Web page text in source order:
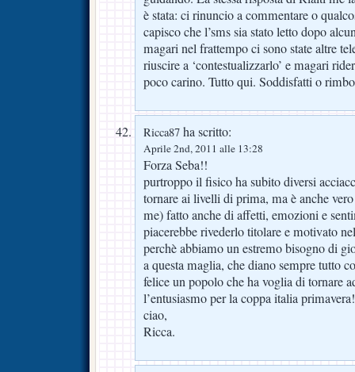
è stata: ci rinuncio a commentare o
capisco che l’sms sia stato letto dopo
magari nel frattempo ci sono state altre
riuscire a ‘contestualizzarlo’ e magari
poco carino. Tutto qui. Soddisfatti o
Ricca87 ha scritto:
Aprile 2nd, 2011 alle 13:28
Forza Seba!!
purtroppo il fisico ha subito diversi
tornare ai livelli di prima, ma è anche
me) fatto anche di affetti, emozioni e
piacerebbe rivederlo titolare e motivato
perchè abbiamo un estremo bisogno di
a questa maglia, che diano sempre tutto
felice un popolo che ha voglia di tornare
l’entusiasmo per la coppa italia
ciao,
Ricca.